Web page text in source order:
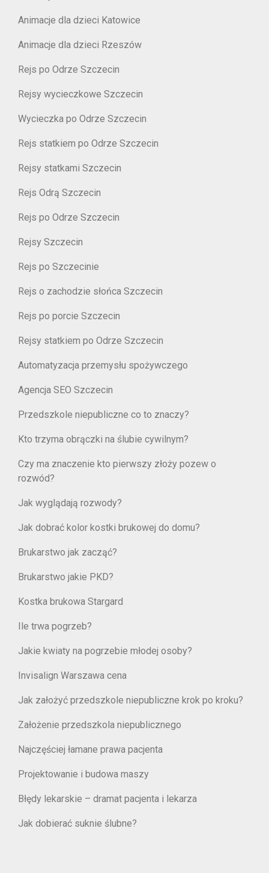
Animacje dla dzieci Katowice
Animacje dla dzieci Rzeszów
Rejs po Odrze Szczecin
Rejsy wycieczkowe Szczecin
Wycieczka po Odrze Szczecin
Rejs statkiem po Odrze Szczecin
Rejsy statkami Szczecin
Rejs Odrą Szczecin
Rejs po Odrze Szczecin
Rejsy Szczecin
Rejs po Szczecinie
Rejs o zachodzie słońca Szczecin
Rejs po porcie Szczecin
Rejsy statkiem po Odrze Szczecin
Automatyzacja przemysłu spożywczego
Agencja SEO Szczecin
Przedszkole niepubliczne co to znaczy?
Kto trzyma obrączki na ślubie cywilnym?
Czy ma znaczenie kto pierwszy złoży pozew o
rozwód?
Jak wyglądają rozwody?
Jak dobrać kolor kostki brukowej do domu?
Brukarstwo jak zacząć?
Brukarstwo jakie PKD?
Kostka brukowa Stargard
Ile trwa pogrzeb?
Jakie kwiaty na pogrzebie młodej osoby?
Invisalign Warszawa cena
Jak założyć przedszkole niepubliczne krok po kroku?
Założenie przedszkola niepublicznego
Najczęściej łamane prawa pacjenta
Projektowanie i budowa maszy
Błędy lekarskie – dramat pacjenta i lekarza
Jak dobierać suknie ślubne?